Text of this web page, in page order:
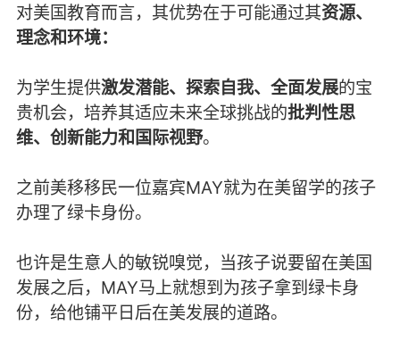
对美国教育而言，其优势在于可能通过其资源、
理念和环境：
为学生提供激发潜能、探索自我、全面发展的宝
贵机会，培养其适应未来全球挑战的批判性思
维、创新能力和国际视野。
之前美移移民一位嘉宾MAY就为在美留学的孩子
办理了绿卡身份。
也许是生意人的敏锐嗅觉，当孩子说要留在美国
发展之后，MAY马上就想到为孩子拿到绿卡身
份，给他铺平日后在美发展的道路。